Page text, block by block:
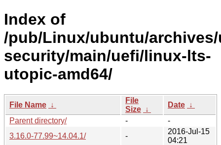
Index of
/pub/Linux/ubuntu/
security/main/uefi/linux-lts-
utopic-amd64/
File Name ↓
File
Size ↓
Date ↓
Parent directory/
-
-
3.16.0-77.99~14.04.1/
-
2016-Jul-15
04:21